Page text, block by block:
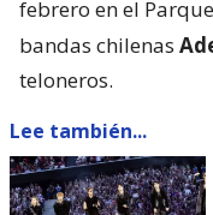
febrero en el
bandas chilenas
teloneros.
Lee también...